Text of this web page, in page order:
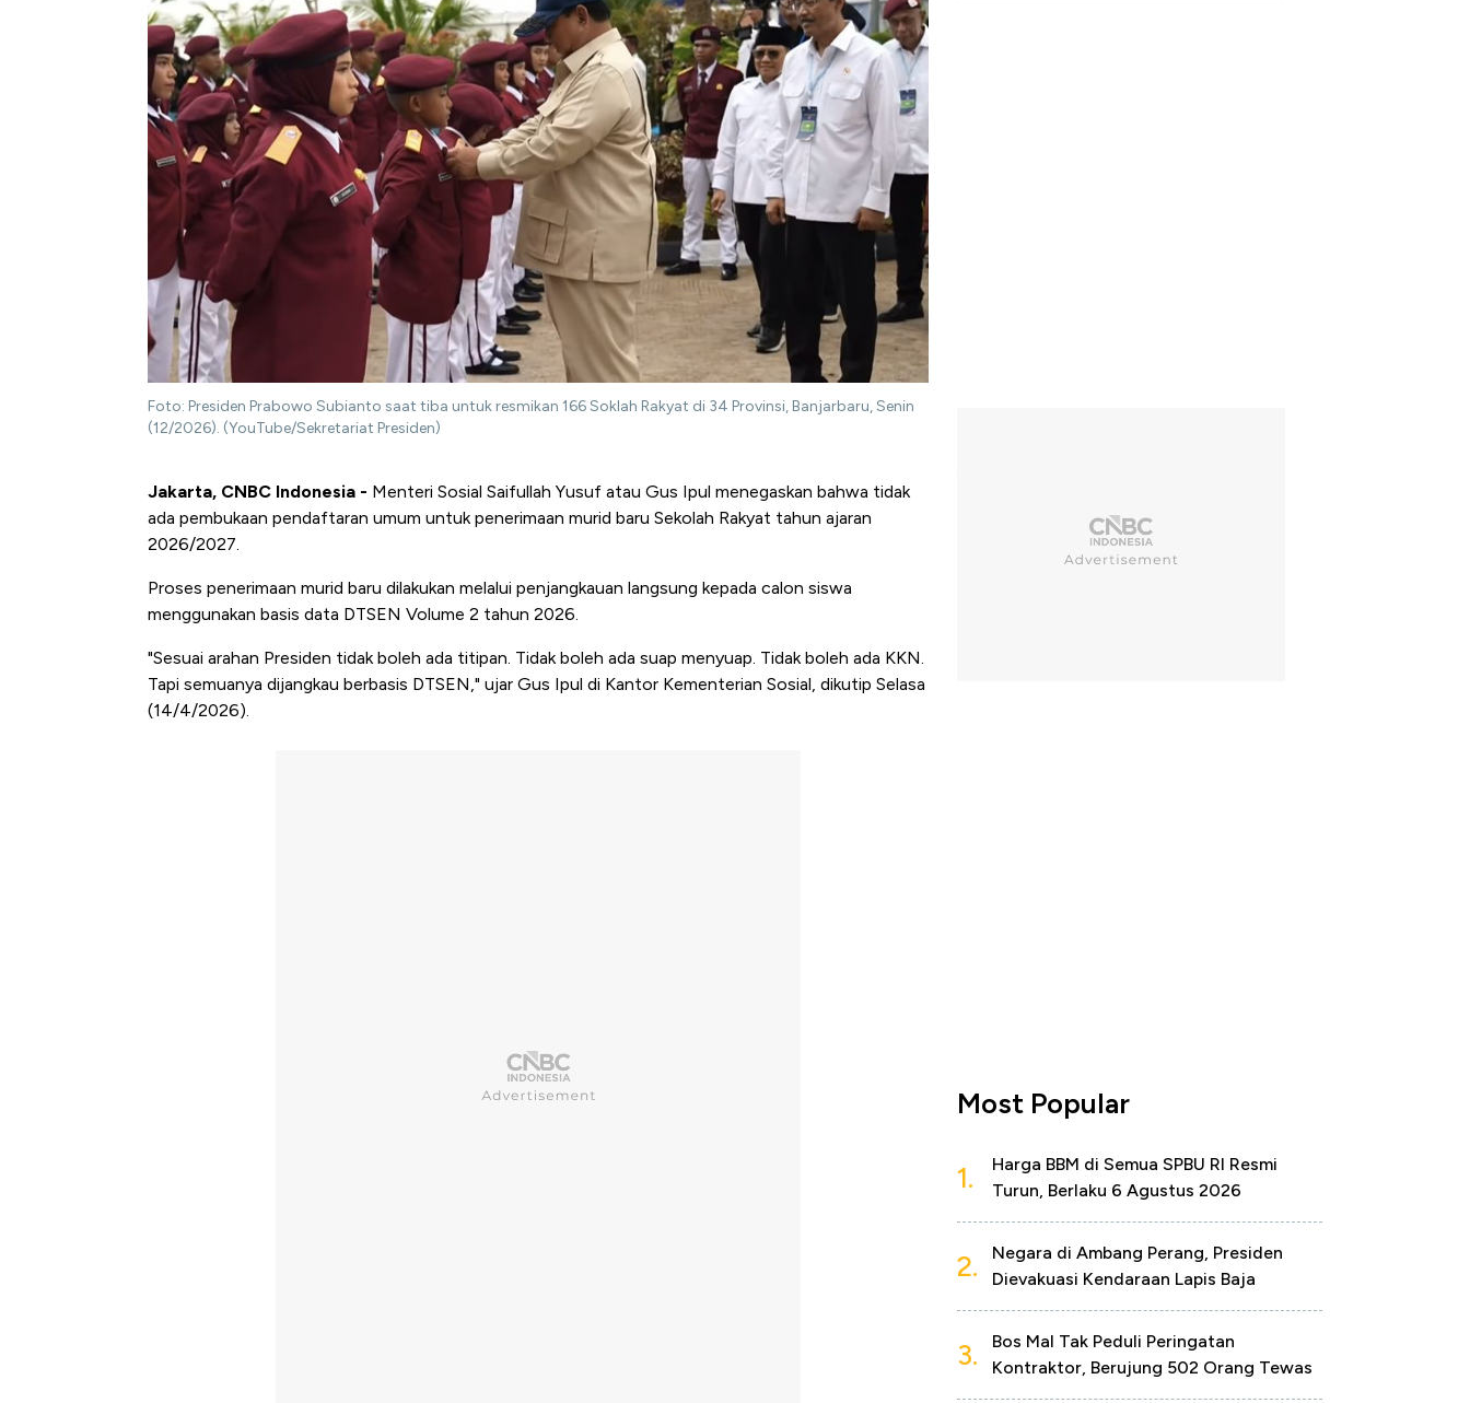
Foto: Presiden Prabowo Subianto saat tiba untuk resmikan 166 Soklah Rakyat di 34 Provinsi, Banjarbaru, Senin
(12/2026). (YouTube/Sekretariat Presiden)
Jakarta, CNBC Indonesia - Menteri Sosial Saifullah Yusuf atau Gus Ipul menegaskan bahwa tidak
ada pembukaan pendaftaran umum untuk penerimaan murid baru Sekolah Rakyat tahun ajaran
2026/2027.
Proses penerimaan murid baru dilakukan melalui penjangkauan langsung kepada calon siswa
menggunakan basis data DTSEN Volume 2 tahun 2026.
"Sesuai arahan Presiden tidak boleh ada titipan. Tidak boleh ada suap menyuap. Tidak boleh ada KKN.
Tapi semuanya dijangkau berbasis DTSEN," ujar Gus Ipul di Kantor Kementerian Sosial, dikutip Selasa
(14/4/2026).
Most Popular
1.
Harga BBM di Semua SPBU RI Resmi
Turun, Berlaku 6 Agustus 2026
2.
Negara di Ambang Perang, Presiden
Dievakuasi Kendaraan Lapis Baja
3.
Bos Mal Tak Peduli Peringatan
Kontraktor, Berujung 502 Orang Tewas